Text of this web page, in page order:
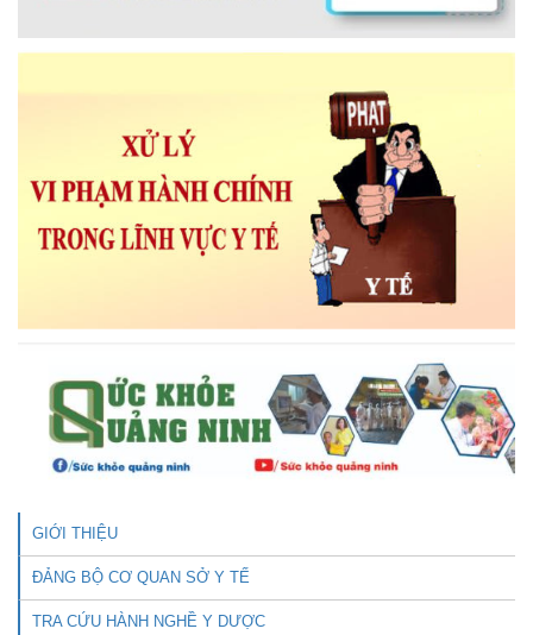
GIỚI THIỆU
ĐẢNG BỘ CƠ QUAN SỞ Y TẾ
TRA CỨU HÀNH NGHỀ Y DƯỢC